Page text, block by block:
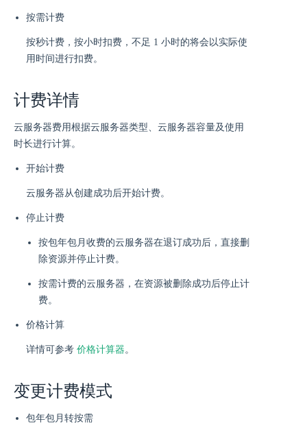
按需计费
按秒计费，按小时扣费，不足 1 小时的将会以实际使
用时间进行扣费。
计费详情
云服务器费用根据云服务器类型、云服务器容量及使用
时长进行计算。
开始计费
云服务器从创建成功后开始计费。
停止计费
按包年包月收费的云服务器在退订成功后，直接删
除资源并停止计费。
按需计费的云服务器，在资源被删除成功后停止计
费。
价格计算
详情可参考 价格计算器。
变更计费模式
包年包月转按需